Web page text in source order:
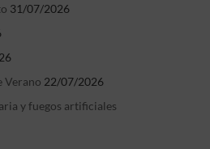
31/07/2026
Verano 22/07/2026
y fuegos artificiales